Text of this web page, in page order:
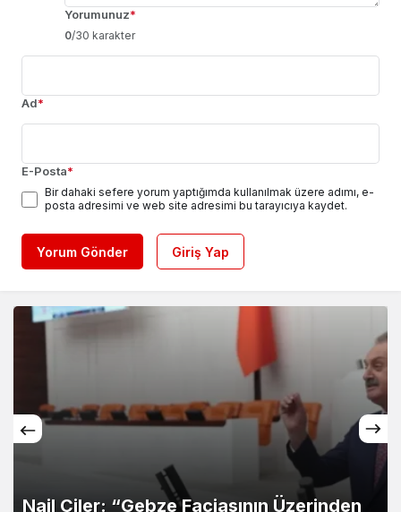
Yorumunuz*
0/30 karakter
Ad*
E-Posta*
Bir dahaki sefere yorum yaptığımda kullanılmak üzere adımı, e-
posta adresimi ve web site adresimi bu tarayıcıya kaydet.
Yorum Gönder Giriş Yap
Nail Çiler: “Gebze Faciasının Üzerinden